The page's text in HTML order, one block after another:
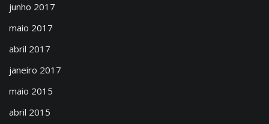
junho 2017
maio 2017
abril 2017
janeiro 2017
maio 2015
abril 2015